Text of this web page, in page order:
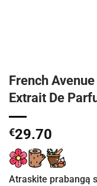
French
Extrait De
€29.70
Atraskite prabangą